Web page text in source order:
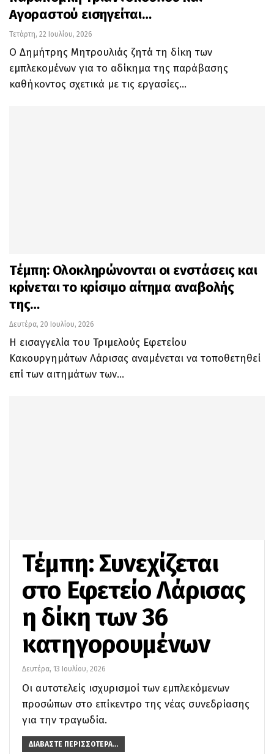
Αγοραστού εισηγείται…
Τετάρτη, 22 Ιουλίου, 2026
Ο Δημήτρης Μητρουλιάς ζητά τη δίκη των
εμπλεκομένων για το αδίκημα της παράβασης
καθήκοντος σχετικά με τις εργασίες…
Τέμπη: Ολοκληρώνονται οι ενστάσεις και
κρίνεται το κρίσιμο αίτημα αναβολής
της…
Δευτέρα, 20 Ιουλίου, 2026
Η εισαγγελία του Τριμελούς Εφετείου
Κακουργημάτων Λάρισας αναμένεται να τοποθετηθεί
επί των αιτημάτων των…
Τέμπη: Συνεχίζεται
στο Εφετείο Λάρισας
η δίκη των 36
κατηγορουμένων
Δευτέρα, 13 Ιουλίου, 2026
Οι αυτοτελείς ισχυρισμοί των εμπλεκόμενων
προσώπων στο επίκεντρο της νέας συνεδρίασης
για την τραγωδία.
ΔΙΑΒΆΣΤΕ ΠΕΡΙΣΣΌΤΕΡΑ...